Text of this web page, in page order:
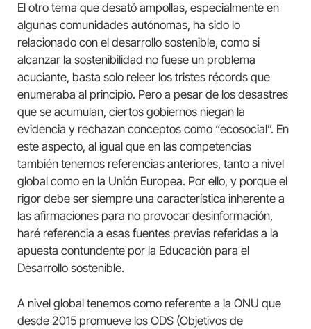
El otro tema que desató ampollas, especialmente en
algunas comunidades autónomas, ha sido lo
relacionado con el desarrollo sostenible, como si
alcanzar la sostenibilidad no fuese un problema
acuciante, basta solo releer los tristes récords que
enumeraba al principio. Pero a pesar de los desastres
que se acumulan, ciertos gobiernos niegan la
evidencia y rechazan conceptos como “ecosocial”. En
este aspecto, al igual que en las competencias
también tenemos referencias anteriores, tanto a nivel
global como en la Unión Europea. Por ello, y porque el
rigor debe ser siempre una característica inherente a
las afirmaciones para no provocar desinformación,
haré referencia a esas fuentes previas referidas a la
apuesta contundente por la Educación para el
Desarrollo sostenible.
A nivel global tenemos como referente a la ONU que
desde 2015 promueve los ODS (Objetivos de